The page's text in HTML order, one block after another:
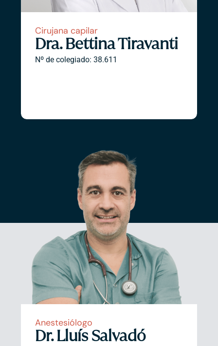
Cirujana capilar
Dra. Bettina Tiravanti
Nº de colegiado: 38.611
Anestesiólogo
Dr. Lluís Salvadó